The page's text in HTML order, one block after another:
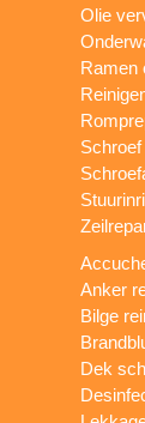
Olie
Ramen
Anker
Bilge
Dek